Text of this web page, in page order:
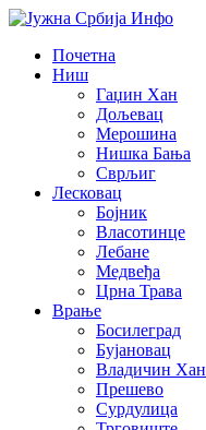
Почетна
Ниш
Гаџин Хан
Дољевац
Мерошина
Нишка Бања
Сврљиг
Лесковац
Бојник
Власотинце
Лебане
Медвеђа
Црна Трава
Врање
Босилеград
Бујановац
Владичин Хан
Прешево
Сурдулица